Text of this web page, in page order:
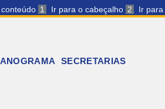
1 Ir para o cabeçalho 2 Ir para
SECRETARIAS